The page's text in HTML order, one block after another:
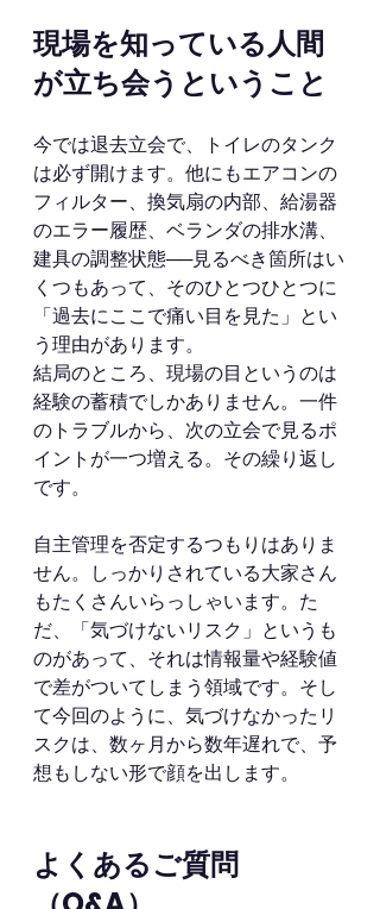
現場を知っている人間
が立ち会うということ
今では退去立会で、トイレのタンク
は必ず開けます。他にもエアコンの
フィルター、換気扇の内部、給湯器
のエラー履歴、ベランダの排水溝、
建具の調整状態──見るべき箇所はい
くつもあって、そのひとつひとつに
「過去にここで痛い目を見た」とい
う理由があります。
結局のところ、現場の目というのは
経験の蓄積でしかありません。一件
のトラブルから、次の立会で見るポ
イントが一つ増える。その繰り返し
です。
自主管理を否定するつもりはありま
せん。しっかりされている大家さん
もたくさんいらっしゃいます。た
だ、「気づけないリスク」というも
のがあって、それは情報量や経験値
で差がついてしまう領域です。そし
て今回のように、気づけなかったリ
スクは、数ヶ月から数年遅れで、予
想もしない形で顔を出します。
よくあるご質問